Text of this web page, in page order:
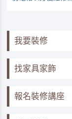
我要裝修
找家具家飾
報名裝修講座